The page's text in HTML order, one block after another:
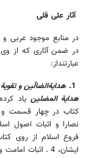
آثار على قلى
در منابع موجود عربى و
در ضمن آثارى كه از وى
عبارتنداز:
1. هداية‌الضالّين و
هداية المضلينياد
ايشان، 4 ـ اثبات امامت و مهدويت از كتاب‌هاى ايشان.